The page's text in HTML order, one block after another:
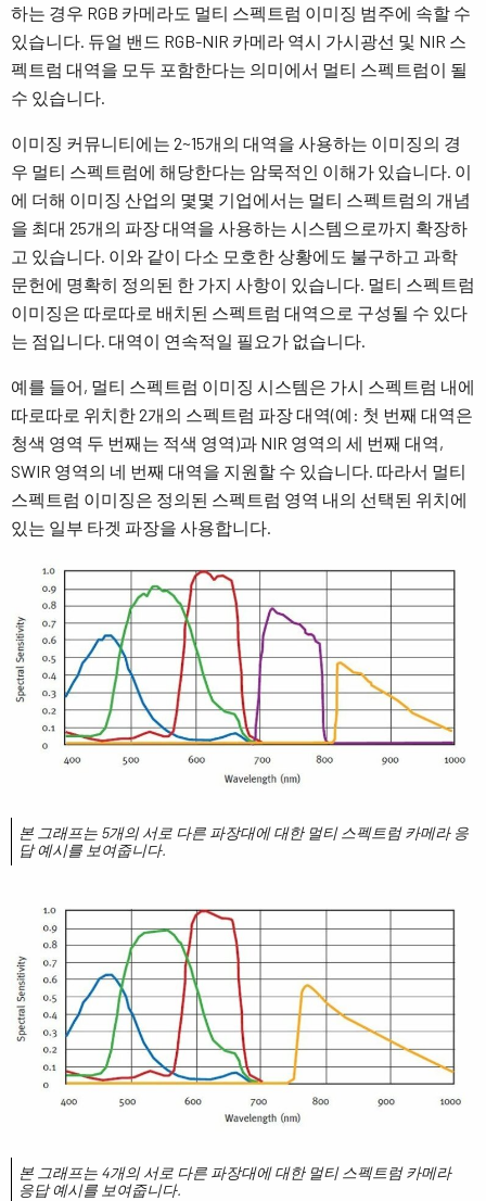
하는 경우 RGB 카메라도 멀티 스펙트럼 이미징 범주에 속할 수
있습니다. 듀얼 밴드 RGB-NIR 카메라 역시 가시광선 및 NIR 스
펙트럼 대역을 모두 포함한다는 의미에서 멀티 스펙트럼이 될
수 있습니다.
이미징 커뮤니티에는 2~15개의 대역을 사용하는 이미징의 경
우 멀티 스펙트럼에 해당한다는 암묵적인 이해가 있습니다. 이
에 더해 이미징 산업의 몇몇 기업에서는 멀티 스펙트럼의 개념
을 최대 25개의 파장 대역을 사용하는 시스템으로까지 확장하
고 있습니다. 이와 같이 다소 모호한 상황에도 불구하고 과학
문헌에 명확히 정의된 한 가지 사항이 있습니다. 멀티 스펙트럼
이미징은 따로따로 배치된 스펙트럼 대역으로 구성될 수 있다
는 점입니다. 대역이 연속적일 필요가 없습니다.
예를 들어, 멀티 스펙트럼 이미징 시스템은 가시 스펙트럼 내에
따로따로 위치한 2개의 스펙트럼 파장 대역(예: 첫 번째 대역은
청색 영역 두 번째는 적색 영역)과 NIR 영역의 세 번째 대역,
SWIR 영역의 네 번째 대역을 지원할 수 있습니다. 따라서 멀티
스펙트럼 이미징은 정의된 스펙트럼 영역 내의 선택된 위치에
있는 일부 타겟 파장을 사용합니다.
본 그래프는 5개의 서로 다른 파장대에 대한 멀티 스펙트럼 카메라 응
답 예시를 보여줍니다.
본 그래프는 4개의 서로 다른 파장대에 대한 멀티 스펙트럼 카메라
응답 예시를 보여줍니다.